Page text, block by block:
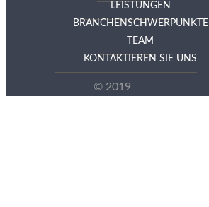
LEISTUNGEN
BRANCHENSCHWERPUNKTE
TEAM
KONTAKTIEREN SIE UNS
© 2019